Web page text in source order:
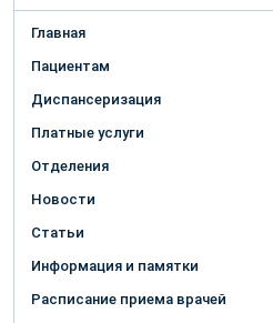
Главная
Пациентам
Диспансеризация
Платные услуги
Отделения
Новости
Статьи
Информация и памятки
Расписание приема врачей